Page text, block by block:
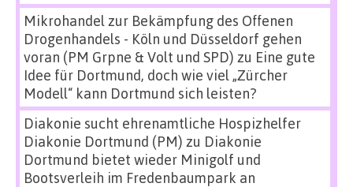
Mikrohandel zur Bekämpfung des Offenen
Drogenhandels - Köln und Düsseldorf gehen
voran (PM Grpne & Volt und SPD) zu Eine gute
Idee für Dortmund, doch wie viel „Zürcher
Modell“ kann Dortmund sich leisten?
Diakonie sucht ehrenamtliche Hospizhelfer
Diakonie Dortmund (PM) zu Diakonie
Dortmund bietet wieder Minigolf und
Bootsverleih im Fredenbaumpark an